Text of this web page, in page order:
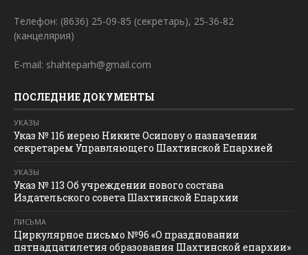
Телефон: (8636) 25-09-85 (секретарь), 25-36-82
(канцелярия)
E-mail: shahteparh@gmail.com
ПОСЛЕДНИЕ ДОКУМЕНТЫ
УКАЗЫ
Указ № 116 иерею Никите Осипову о назначении
секретарем Управляющего Шахтинской Епархией
УКАЗЫ
Указ № 113 Об учреждении нового состава
Издательского совета Шахтинской Епархии
ПИСЬМА
Циркулярное письмо №96 «О праздновании
пятнадцатилетия образования Шахтинской епархии»